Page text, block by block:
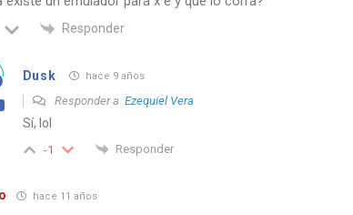
Responder
Dusk hace 9 años
Responder a Ezequiel Vera
Sí, lol
-1 Responder
hace 11 años